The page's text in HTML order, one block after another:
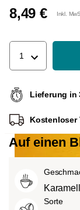
8,49 € Inkl.
1
Lieferung in
Kostenloser
Auf einen
Karamell
Sorte